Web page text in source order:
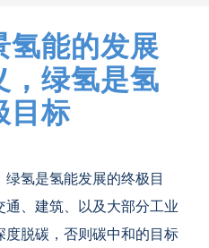
氢能的发展
，绿氢是氢
目标
氢是氢能发展的终极目
、建筑、以及大部分工业
脱碳，否则碳中和的目标